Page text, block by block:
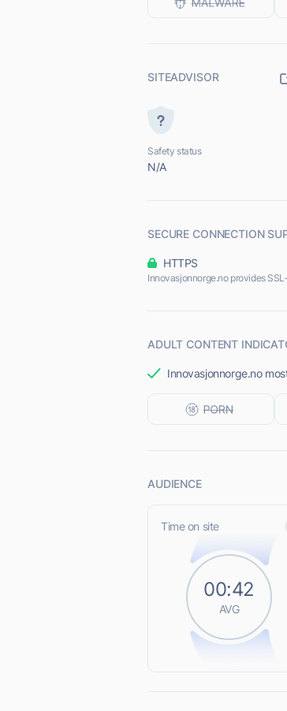
SITEADVISOR
Safety status
N/A
SECURE CONNECTION
HTTPS
Innovasjonnorge.no provides
ADULT CONTENT
Innovasjonnorge.no
AUDIENCE
Time on site
00:42
AVG